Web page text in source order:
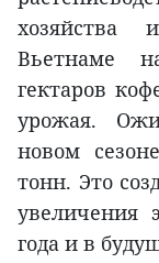
Вьетнаме
гектаров
урожая.
новом
тонн. Это
увеличения
года и в